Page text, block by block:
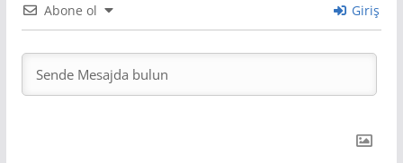
Abone ol Giriş